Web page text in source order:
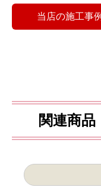
当店の施工事
関連商